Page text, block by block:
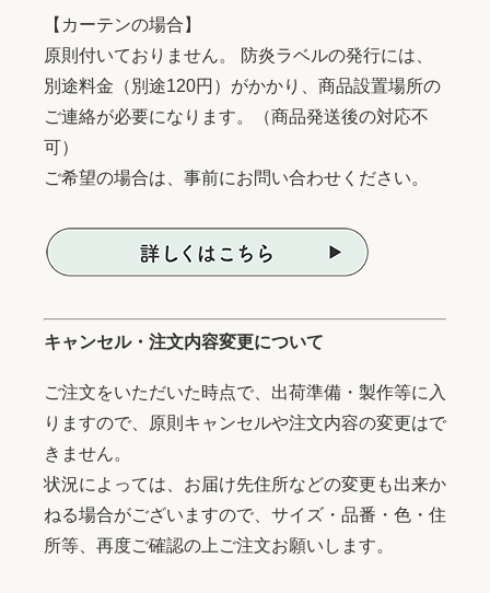
【カーテンの場合】
原則付いておりません。 防炎ラベルの発行には、
別途料金（別途120円）がかかり、商品設置場所の
ご連絡が必要になります。（商品発送後の対応不
可）
ご希望の場合は、事前にお問い合わせください。
キャンセル・注文内容変更について
ご注文をいただいた時点で、出荷準備・製作等に入
りますので、原則キャンセルや注文内容の変更はで
きません。
状況によっては、お届け先住所などの変更も出来か
ねる場合がございますので、サイズ・品番・色・住
所等、再度ご確認の上ご注文お願いします。